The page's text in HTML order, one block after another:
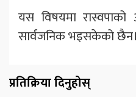
यस विषयमा रास्वपाको
सार्वजनिक भइसकेको छैन।
प्रतिक्रिया दिनुहोस्